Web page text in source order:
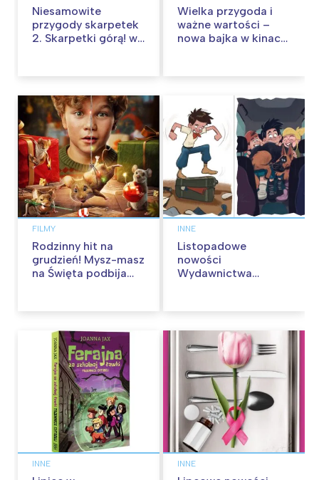
Niesamowite
przygody skarpetek
2. Skarpetki górą! w
Wielka przygoda i
ważne wartości –
nowa bajka w kinach
FILMY
Rodzinny hit na
grudzień! Mysz-masz
na Święta podbija
INNE
Listopadowe
nowości
Wydawnictwa
INNE INNE